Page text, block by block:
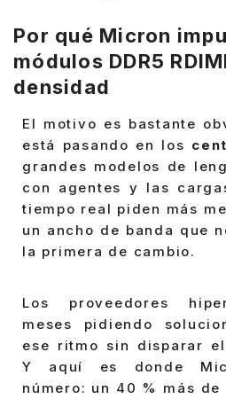
Por qué Micron
módulos DDR5
densidad
El motivo es bastante
está pasando en los
grandes modelos de
con agentes y las
tiempo real piden más
un ancho de banda que
la primera de cambio.
Los proveedores
meses pidiendo
ese ritmo sin disparar
Y aquí es donde
número: un 40 % más